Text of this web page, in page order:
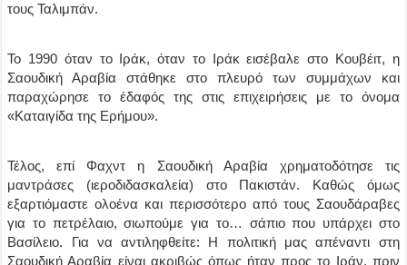
τους Ταλιμπάν.
Το 1990 όταν το Ιράκ, όταν το Ιράκ εισέβαλε στο Κουβέιτ, η
Σαουδική Αραβία στάθηκε στο πλευρό των συμμάχων και
παραχώρησε το έδαφός της στις επιχειρήσεις με το όνομα
«Καταιγίδα της Ερήμου».
Τέλος, επί Φαχντ η Σαουδική Αραβία χρηματοδότησε τις
μαντράσες (ιεροδιδασκαλεία) στο Πακιστάν. Καθώς όμως
εξαρτιόμαστε ολοένα και περισσότερο από τους Σαουδάραβες
για το πετρέλαιο, σιωπούμε για το… σάπιο που υπάρχει στο
Βασίλειο. Για να αντιληφθείτε: H πολιτική μας απέναντι στη
Σαουδική Αραβία είναι ακριβώς όπως ήταν προς το Ιράν, πριν